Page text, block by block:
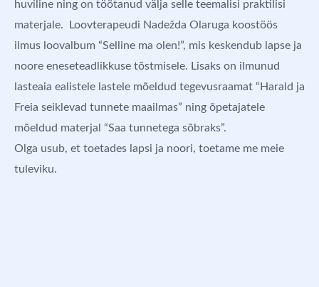
huviline ning on töötanud välja selle teemalisi praktilisi
materjale. Loovterapeudi Nadežda Olaruga koostöös
ilmus loovalbum “Selline ma olen!”, mis keskendub lapse ja
noore eneseteadlikkuse tõstmisele. Lisaks on ilmunud
lasteaia ealistele lastele mõeldud tegevusraamat “Harald ja
Freia seiklevad tunnete maailmas” ning õpetajatele
mõeldud materjal “Saa tunnetega sõbraks”.
Olga usub, et toetades lapsi ja noori, toetame me meie
tuleviku.